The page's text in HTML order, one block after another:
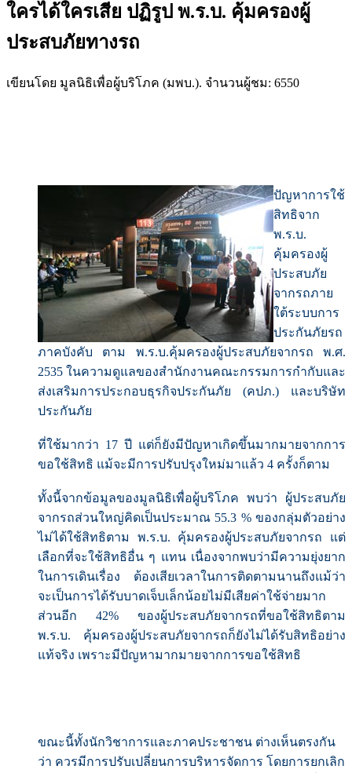
ใครได้ใครเสีย ปฏิรูป พ.ร.บ. คุ้มครองผู้
ประสบภัยทางรถ
เขียนโดย มูลนิธิเพื่อผู้บริโภค (มพบ.). จำนวนผู้ชม: 6550
ปัญหาการใช้
สิทธิจาก
พ.ร.บ.
คุ้มครองผู้
ประสบภัย
จากรถภาย
ใต้ระบบการ
ประกันภัยรถ
ภาคบังคับ ตาม พ.ร.บ.คุ้มครองผู้ประสบภัยจากรถ พ.ศ.
2535 ในความดูแลของสำนักงานคณะกรรมการกำกับและ
ส่งเสริมการประกอบธุรกิจประกันภัย (คปภ.) และบริษัท
ประกันภัย
ที่ใช้มากว่า 17 ปี แต่ก็ยังมีปัญหาเกิดขึ้นมากมายจากการ
ขอใช้สิทธิ แม้จะมีการปรับปรุงใหม่มาแล้ว 4 ครั้งก็ตาม
ทั้งนี้จากข้อมูลของมูลนิธิเพื่อผู้บริโภค พบว่า ผู้ประสบภัย
จากรถส่วนใหญ่คิดเป็นประมาณ 55.3 % ของกลุ่มตัวอย่าง
ไม่ได้ใช้สิทธิตาม พ.ร.บ. คุ้มครองผู้ประสบภัยจากรถ แต่
เลือกที่จะใช้สิทธิอื่น ๆ แทน เนื่องจากพบว่ามีความยุ่งยาก
ในการเดินเรื่อง ต้องเสียเวลาในการติดตามนานถึงแม้ว่า
จะเป็นการได้รับบาดเจ็บเล็กน้อยไม่มีเสียค่าใช้จ่ายมาก
ส่วนอีก 42% ของผู้ประสบภัยจากรถที่ขอใช้สิทธิตาม
พ.ร.บ. คุ้มครองผู้ประสบภัยจากรถก็ยังไม่ได้รับสิทธิอย่าง
แท้จริง เพราะมีปัญหามากมายจากการขอใช้สิทธิ
ขณะนี้ทั้งนักวิชาการและภาคประชาชน ต่างเห็นตรงกัน
ว่า ควรมีการปรับเปลี่ยนการบริหารจัดการ โดยการยกเลิก